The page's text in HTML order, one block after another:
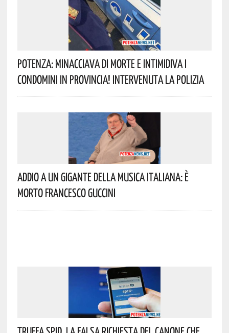
Potenza: Minacciava Di Morte E Intimidiva I
Condomini In Provincia! Intervenuta La Polizia
Addio A Un Gigante Della Musica Italiana: È
Morto Francesco Guccini